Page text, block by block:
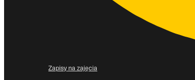
Zapisy na zajęcia